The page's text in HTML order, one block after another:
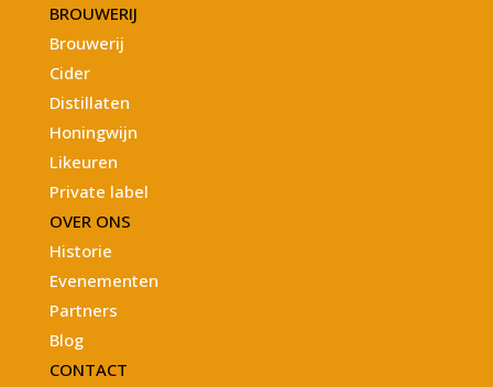
BROUWERIJ
Brouwerij
Cider
Distillaten
Honingwijn
Likeuren
Private label
OVER ONS
Historie
Evenementen
Partners
Blog
CONTACT